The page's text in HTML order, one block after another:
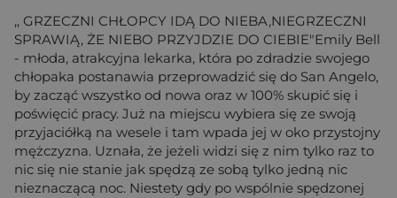
,, GRZECZNI CHŁOPCY IDĄ DO NIEBA,NIEGRZECZNI
SPRAWIĄ, ŻE NIEBO PRZYJDZIE DO CIEBIE"Emily Bell
- młoda, atrakcyjna lekarka, która po zdradzie swojego
chłopaka postanawia przeprowadzić się do San Angelo,
by zacząć wszystko od nowa oraz w 100% skupić się i
poświęcić pracy. Już na miejscu wybiera się ze swoją
przyjaciółką na wesele i tam wpada jej w oko przystojny
mężczyzna. Uznała, że jeżeli widzi się z nim tylko raz to
nic się nie stanie jak spędzą ze sobą tylko jedną nic
nieznaczącą noc. Niestety gdy po wspólnie spędzonej